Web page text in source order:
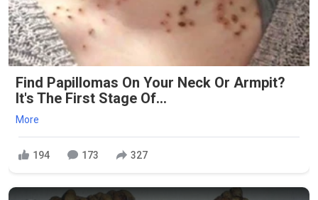
Find Papillomas On Your Neck Or Armpit?
It's The First Stage Of...
More
194 173 327